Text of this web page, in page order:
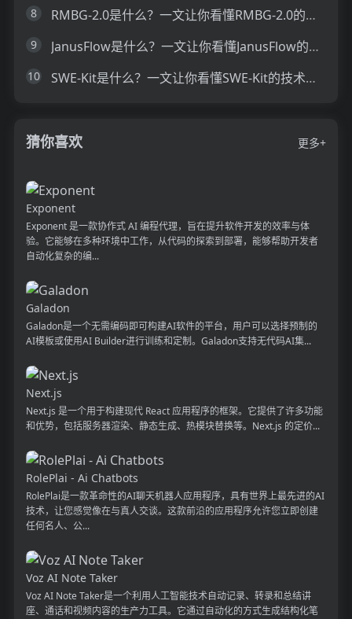
8 RMBG-2.0是什么？一文让你看懂RMBG-2.0的技术原理、主要功能、应用场景
9 JanusFlow是什么？一文让你看懂JanusFlow的技术原理、主要功能、应用场景
10 SWE-Kit是什么？一文让你看懂SWE-Kit的技术原理、主要功能、应用场景
猜你喜欢 更多+
Exponent
Exponent 是一款协作式 AI 编程代理，旨在提升软件开发的效率与体
验。它能够在多种环境中工作，从代码的探索到部署，能够帮助开发者
自动化复杂的编...
Galadon
Galadon是一个无需编码即可构建AI软件的平台，用户可以选择预制的
AI模板或使用AI Builder进行训练和定制。Galadon支持无代码AI集...
Next.js
Next.js 是一个用于构建现代 React 应用程序的框架。它提供了许多功能
和优势，包括服务器渲染、静态生成、热模块替换等。Next.js 的定价...
RolePlai - Ai Chatbots
RolePlai是一款革命性的AI聊天机器人应用程序，具有世界上最先进的AI
技术，让您感觉像在与真人交谈。这款前沿的应用程序允许您立即创建
任何名人、公...
Voz AI Note Taker
Voz AI Note Taker是一个利用人工智能技术自动记录、转录和总结讲
座、通话和视频内容的生产力工具。它通过自动化的方式生成结构化笔